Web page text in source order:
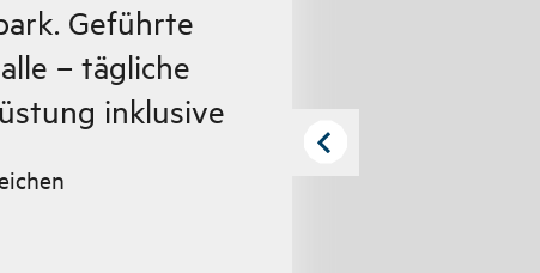
Geführte
– tägliche
inklusive